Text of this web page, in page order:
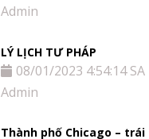
Admin
LÝ LỊCH TƯ PHÁP
08/01/2023 4:54:14 SA
Admin
Thành phố Chicago –